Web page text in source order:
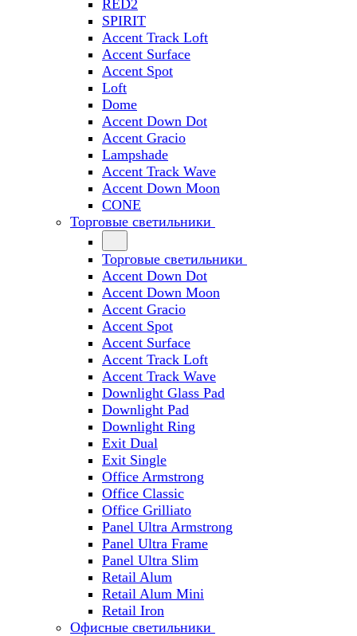
RED2
SPIRIT
Accent Track Loft
Accent Surface
Accent Spot
Loft
Dome
Accent Down Dot
Accent Gracio
Lampshade
Accent Track Wave
Accent Down Moon
CONE
Торговые светильники
Торговые светильники
Accent Down Dot
Accent Down Moon
Accent Gracio
Accent Spot
Accent Surface
Accent Track Loft
Accent Track Wave
Downlight Glass Pad
Downlight Pad
Downlight Ring
Exit Dual
Exit Single
Office Armstrong
Office Classic
Office Grilliato
Panel Ultra Armstrong
Panel Ultra Frame
Panel Ultra Slim
Retail Alum
Retail Alum Mini
Retail Iron
Офисные светильники